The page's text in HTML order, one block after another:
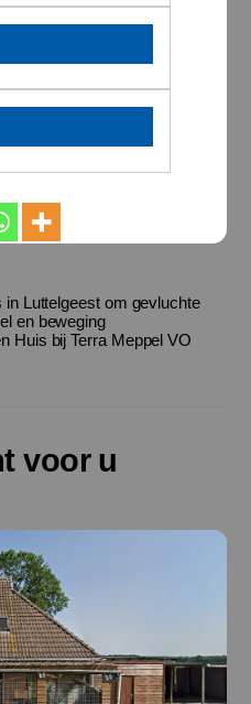
Luttelgeest om gevluchte
en beweging
Huis bij Terra Meppel VO
voor u